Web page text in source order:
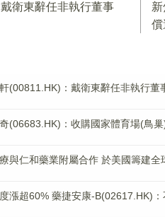
衛東辭任非執行董事
償
(00811.HK)：戴衛東辭任非執行董
(06683.HK)：收購國家體育場(鳥
與仁和藥業附屬合作 於美國籌建
漲超60% 藥捷安康-B(02617.HK)